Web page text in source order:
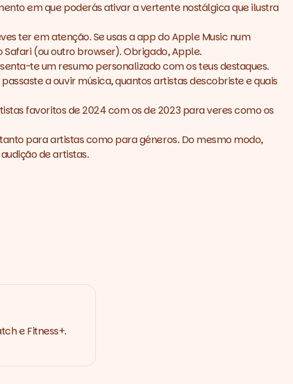
em que poderás ativar a vertente nostálgica que ilustra
ter em atenção. Se usas aappdo Apple Music num
(ou outrobrowser). Obrigado, Apple.
te um resumo personalizado com os teus destaques.
a ouvir música, quantos artistas descobriste e quais
favoritos de 2024 com os de 2023 para veres como os
para artistas como para géneros. Do mesmo modo,
de artistas.
e Fitness+.